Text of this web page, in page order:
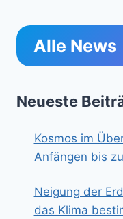
Alle News
Neueste
Kosmos im
Anfängen bis
Neigung der
das Klima